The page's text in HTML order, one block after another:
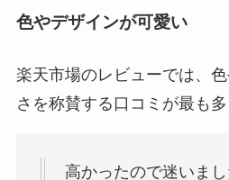
色やデザインが可愛い
楽天市場のレビューでは、
さを称賛する口コミが最も多
高かったので迷いま